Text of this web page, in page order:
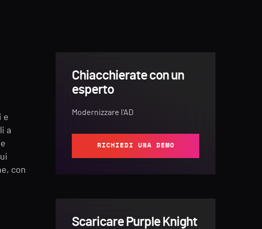
Chiacchierate con un
esperto
Modernizzare l'AD
RICHIEDI UNA DEMO
Scaricare Purple Knight
e
a
con